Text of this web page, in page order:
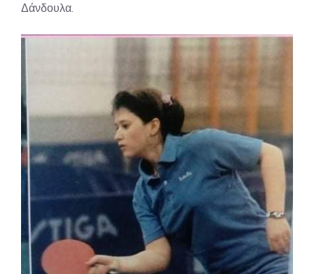
Δάνδουλα.